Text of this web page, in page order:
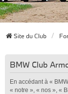
Site du Club
BMW Club
En accédant à «
« notre », « nos », «